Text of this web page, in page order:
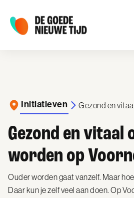
Initiatieven Gezond en
Gezond en vitaal
worden op
Ouder worden gaat vanzelf. Maar
Daar kun je zelf veel aan doen. Op